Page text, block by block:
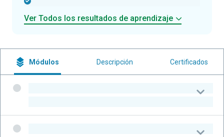
Ver Todos los resultados de aprendizaje
Módulos Descripción Certificados